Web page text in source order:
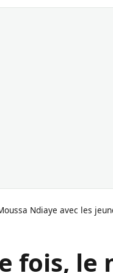
Ndiaye avec les
fois, le